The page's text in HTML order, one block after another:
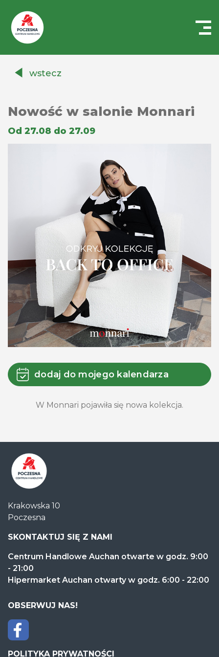
Auchanwstecz
Nowość w salonie Monnari
Od 27.08 do 27.09
dodaj do mojego kalendarza
W Monnari pojawiła się nowa kolekcja.
Handlowe
Auchan
Częstochowa
Krakowska 10
Poczesna
SKONTAKTUJ SIĘ Z NAMI
Centrum Handlowe Auchan otwarte w godz. 9:00
- 21:00
Hipermarket Auchan otwarty w godz. 6:00 - 22:00
OBSERWUJ NAS!
POLITYKA PRYWATNOŚCI